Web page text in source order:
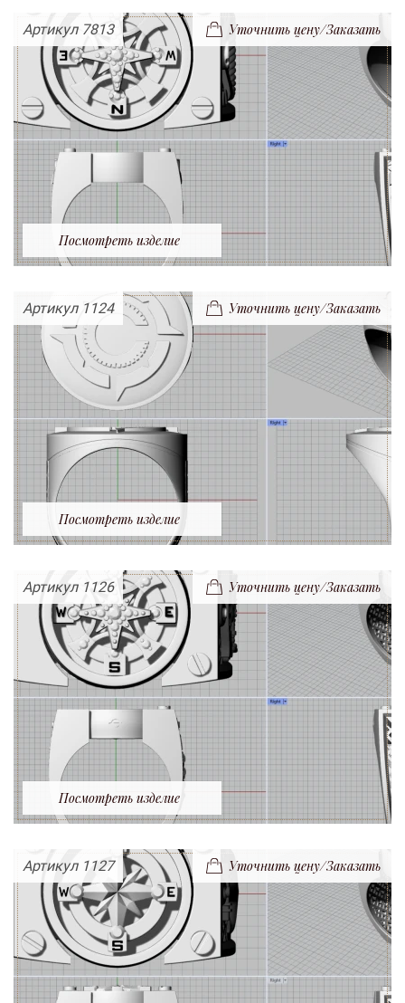
Уточнить цену/Заказать
Артикул 7813
Посмотреть изделие
Уточнить цену/Заказать
Артикул 1124
Посмотреть изделие
Уточнить цену/Заказать
Артикул 1126
Посмотреть изделие
Уточнить цену/Заказать
Артикул 1127